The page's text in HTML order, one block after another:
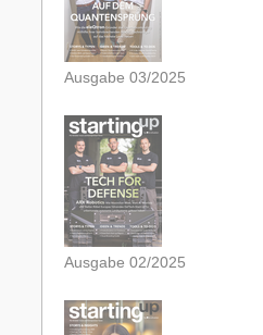
Ausgabe 03/2025
Ausgabe 02/2025